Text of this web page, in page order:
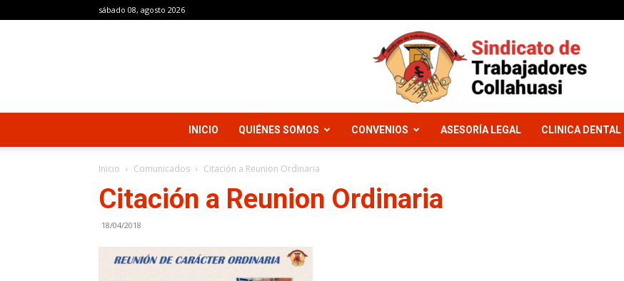
sábado 08, agosto 2026
Sindicato
INICIO QUIÉNES SOMOS CONVENIOS ASESORÍA LEGAL CLINICA DENTAL
Inicio Comunicados Citación a Reunion Ordinaria
Citación a Reunion Ordinaria
18/04/2018